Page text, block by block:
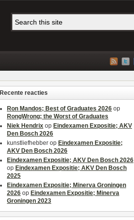
Recente reacties
Ron Mandos; Best of Graduates 2026 op
RongWrong; the Worst of Graduates
Niek Hendrix op Eindexamen Expositie; AKV
Den Bosch 2026
kunstliefhebber op Eindexamen Expositie;
AKV Den Bosch 2026
Eindexamen Expositie; AKV Den Bosch 2026
op Eindexamen Expositie; AKV Den Bosch
2025
Eindexamen Expositie; Minerva Groningen
2026 op Eindexamen Expositie; Minerva
Groningen 2023